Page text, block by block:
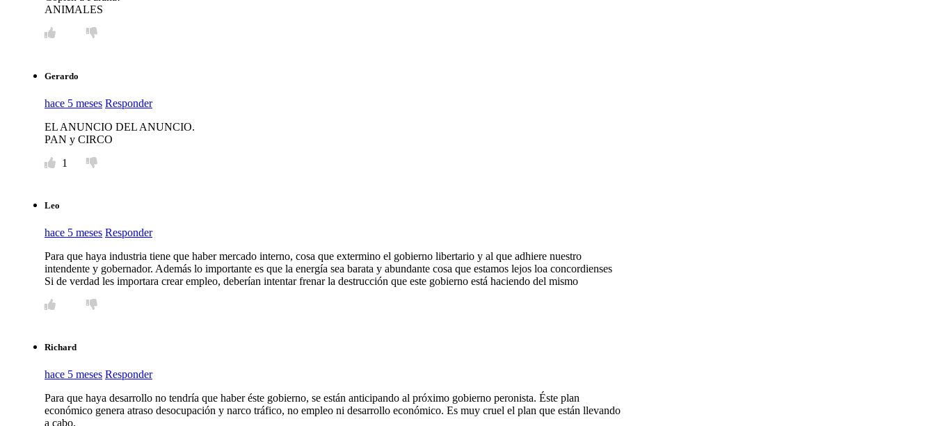
ANIMALES
Gerardo
hace 5 meses Responder
EL ANUNCIO DEL ANUNCIO.
PAN y CIRCO
1
Leo
hace 5 meses Responder
Para que haya industria tiene que haber mercado interno, cosa que extermino el gobierno libertario y al que adhiere nuestro
intendente y gobernador. Además lo importante es que la energía sea barata y abundante cosa que estamos lejos loa concordienses
Si de verdad les importara crear empleo, deberían intentar frenar la destrucción que este gobierno está haciendo del mismo
Richard
hace 5 meses Responder
Para que haya desarrollo no tendría que haber éste gobierno, se están anticipando al próximo gobierno peronista. Éste plan
económico genera atraso desocupación y narco tráfico, no empleo ni desarrollo económico. Es muy cruel el plan que están llevando
a cabo.